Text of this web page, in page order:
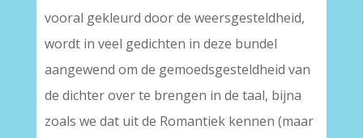
vooral gekleurd door de weersgesteldheid,
wordt in veel gedichten in deze bundel
aangewend om de gemoedsgesteldheid van
de dichter over te brengen in de taal, bijna
zoals we dat uit de Romantiek kennen (maar